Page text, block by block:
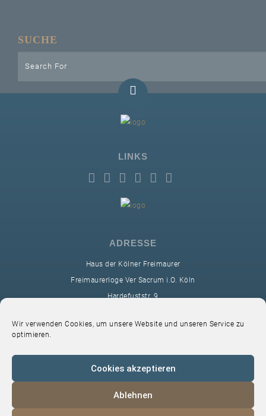
Wir verwenden Cookies, um unsere Website und unseren Service zu
optimieren.
Cookies akzeptieren
Ablehnen
VS-Intern
SUCHE
LINKS
ADRESSE
Haus der Kölner Freimaurer
Freimaurerloge Ver Sacrum i.O. Köln
Hardefuststr. 9
sekretariat@ver-sacrum.org
© 2024 Copyright Ver Sacrum